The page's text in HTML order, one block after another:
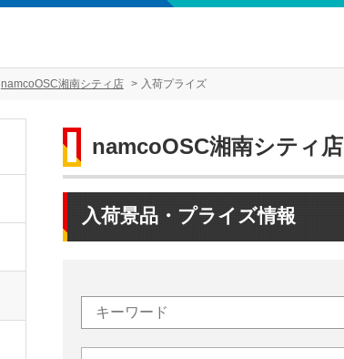
namcoOSC湘南シティ店 入荷プライズ
namcoOSC湘南シティ店
入荷景品・プライズ情報